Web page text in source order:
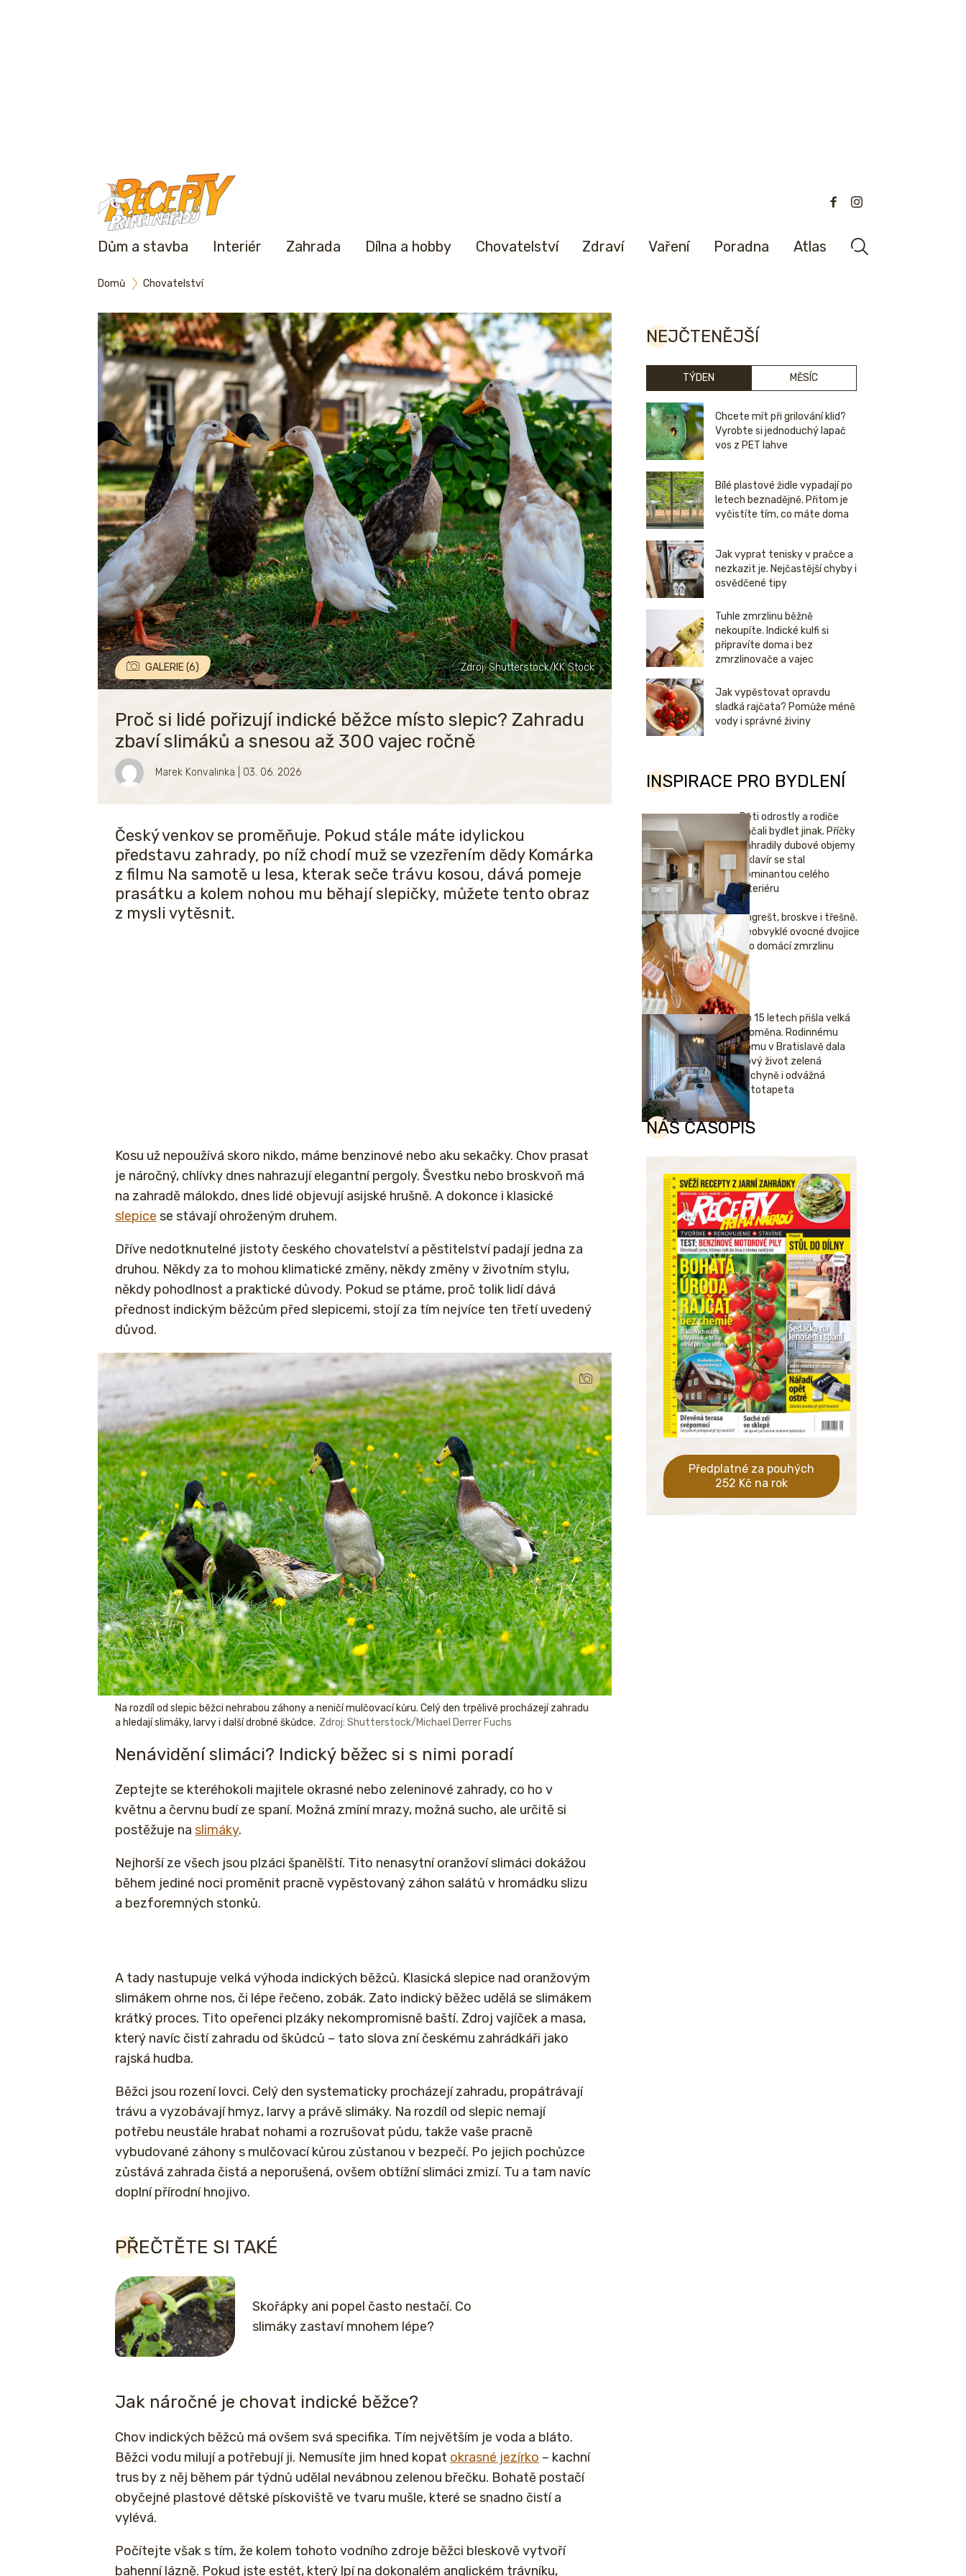
Dům a stavba Interiér Zahrada Dílna a hobby Chovatelství Zdraví Vaření Poradna Atlas
Domů Chovatelství
GALERIE (6) Zdroj: Shutterstock/KK Stock
Proč si lidé pořizují indické běžce místo slepic? Zahradu
zbaví slimáků a snesou až 300 vajec ročně
Marek Konvalinka | 03. 06. 2026
Český venkov se proměňuje. Pokud stále máte idylickou
představu zahrady, po níž chodí muž se vzezřením dědy Komárka
z filmu Na samotě u lesa, kterak seče trávu kosou, dává pomeje
prasátku a kolem nohou mu běhají slepičky, můžete tento obraz
z mysli vytěsnit.
Kosu už nepoužívá skoro nikdo, máme benzinové nebo aku sekačky. Chov prasat
je náročný, chlívky dnes nahrazují elegantní pergoly. Švestku nebo broskvoň má
na zahradě málokdo, dnes lidé objevují asijské hrušně. A dokonce i klasické
slepice se stávají ohroženým druhem.
Dříve nedotknutelné jistoty českého chovatelství a pěstitelství padají jedna za
druhou. Někdy za to mohou klimatické změny, někdy změny v životním stylu,
někdy pohodlnost a praktické důvody. Pokud se ptáme, proč tolik lidí dává
přednost indickým běžcům před slepicemi, stojí za tím nejvíce ten třetí uvedený
důvod.
Na rozdíl od slepic běžci nehrabou záhony a neničí mulčovací kůru. Celý den trpělivě procházejí zahradu
a hledají slimáky, larvy i další drobné škůdce. Zdroj: Shutterstock/Michael Derrer Fuchs
Nenávidění slimáci? Indický běžec si s nimi poradí
Zeptejte se kteréhokoli majitele okrasné nebo zeleninové zahrady, co ho v
květnu a červnu budí ze spaní. Možná zmíní mrazy, možná sucho, ale určitě si
postěžuje na slimáky.
Nejhorší ze všech jsou plzáci španělští. Tito nenasytní oranžoví slimáci dokážou
během jediné noci proměnit pracně vypěstovaný záhon salátů v hromádku slizu
a bezforemných stonků.
A tady nastupuje velká výhoda indických běžců. Klasická slepice nad oranžovým
slimákem ohrne nos, či lépe řečeno, zobák. Zato indický běžec udělá se slimákem
krátký proces. Tito opeřenci plzáky nekompromisně baští. Zdroj vajíček a masa,
který navíc čistí zahradu od škůdců – tato slova zní českému zahrádkáři jako
rajská hudba.
Běžci jsou rození lovci. Celý den systematicky procházejí zahradu, propátrávají
trávu a vyzobávají hmyz, larvy a právě slimáky. Na rozdíl od slepic nemají
potřebu neustále hrabat nohami a rozrušovat půdu, takže vaše pracně
vybudované záhony s mulčovací kůrou zůstanou v bezpečí. Po jejich pochůzce
zůstává zahrada čistá a neporušená, ovšem obtížní slimáci zmizí. Tu a tam navíc
doplní přírodní hnojivo.
PŘEČTĚTE SI TAKÉ
Skořápky ani popel často nestačí. Co
slimáky zastaví mnohem lépe?
Jak náročné je chovat indické běžce?
Chov indických běžců má ovšem svá specifika. Tím největším je voda a bláto.
Běžci vodu milují a potřebují ji. Nemusíte jim hned kopat okrasné jezírko – kachní
trus by z něj během pár týdnů udělal nevábnou zelenou břečku. Bohatě postačí
obyčejné plastové dětské pískoviště ve tvaru mušle, které se snadno čistí a
vylévá.
Počítejte však s tím, že kolem tohoto vodního zdroje běžci bleskově vytvoří
bahenní lázně. Pokud jste estét, který lpí na dokonalém anglickém trávníku,
NEJČTENĚJŠÍ
TÝDEN MĚSÍC
Chcete mít při grilování klid?
Vyrobte si jednoduchý lapač
vos z PET lahve
Bílé plastové židle vypadají po
letech beznadějně. Přitom je
vyčistíte tím, co máte doma
Jak vyprat tenisky v pračce a
nezkazit je. Nejčastější chyby i
osvědčené tipy
Tuhle zmrzlinu běžně
nekoupíte. Indické kulfi si
připravíte doma i bez
zmrzlinovače a vajec
Jak vypěstovat opravdu
sladká rajčata? Pomůže méně
vody i správné živiny
INSPIRACE PRO BYDLENÍ
Děti odrostly a rodiče
začali bydlet jinak. Příčky
nahradily dubové objemy
a klavír se stal
dominantou celého
interiéru
Angrešt, broskve i třešně.
Neobvyklé ovocné dvojice
pro domácí zmrzlinu
Po 15 letech přišla velká
proměna. Rodinnému
domu v Bratislavě dala
nový život zelená
kuchyně i odvážná
fototapeta
NÁŠ ČASOPIS
Předplatné za pouhých
252 Kč na rok